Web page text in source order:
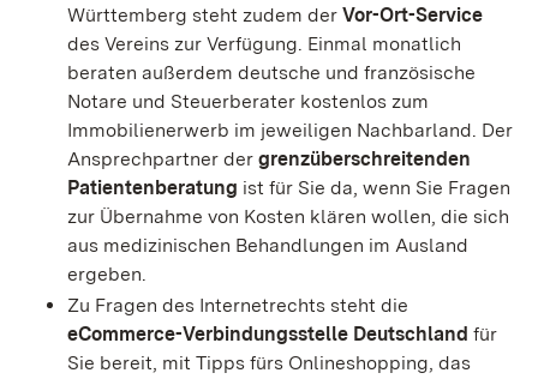
Württemberg steht zudem der Vor-Ort-Service
des Vereins zur Verfügung. Einmal monatlich
beraten außerdem deutsche und französische
Notare und Steuerberater kostenlos zum
Immobilienerwerb im jeweiligen Nachbarland. Der
Ansprechpartner der grenzüberschreitenden
Patientenberatung ist für Sie da, wenn Sie Fragen
zur Übernahme von Kosten klären wollen, die sich
aus medizinischen Behandlungen im Ausland
ergeben.
Zu Fragen des Internetrechts steht die
eCommerce-Verbindungsstelle Deutschland für
Sie bereit, mit Tipps fürs Onlineshopping, das